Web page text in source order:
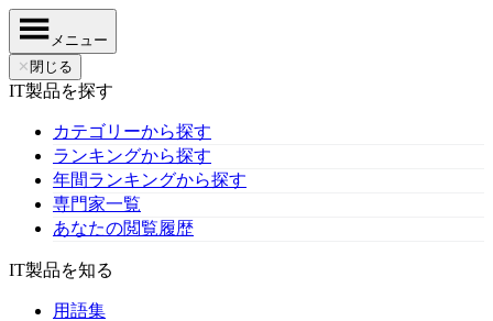
メニュー
✕ 閉じる
IT製品を探す
カテゴリーから探す
ランキングから探す
年間ランキングから探す
専門家一覧
あなたの閲覧履歴
IT製品を知る
用語集